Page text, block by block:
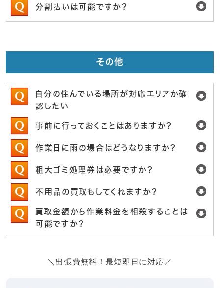
分割払いは可能ですか？
その他
自分の住んでいる場所が対応エリアか確
認したい
事前に行っておくことはありますか？
作業日に雨の場合はどうなりますか？
粗大ゴミ処理券は必要ですか？
不用品の買取もしてくれますか？
買取金額から作業料金を相殺することは
可能ですか？
＼出張費無料！最短即日に対応／